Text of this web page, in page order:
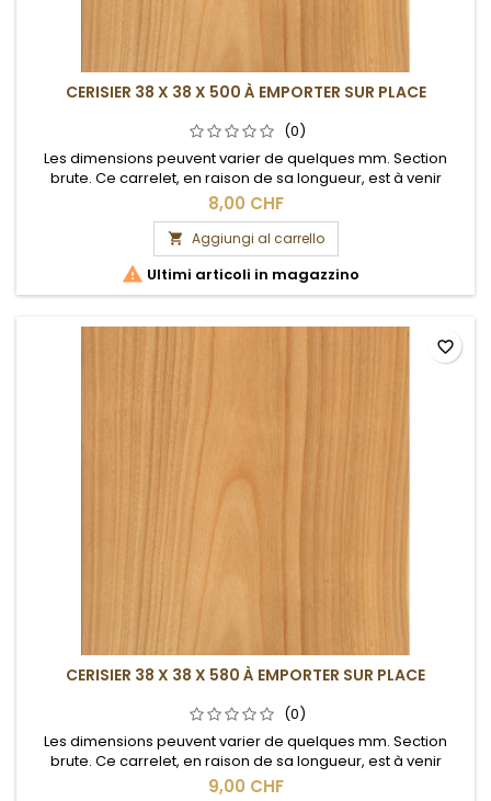
CERISIER 38 X 38 X 500 À EMPORTER SUR PLACE
(0)
Les dimensions peuvent varier de quelques mm. Section
brute. Ce carrelet, en raison de sa longueur, est à venir
chercher sur place.
8,00 CHF
 Aggiungi al carrello
 Ultimi articoli in magazzino
CERISIER 38 X 38 X 580 À EMPORTER SUR PLACE
(0)
Les dimensions peuvent varier de quelques mm. Section
brute. Ce carrelet, en raison de sa longueur, est à venir
chercher sur place.
9,00 CHF
favorite_border